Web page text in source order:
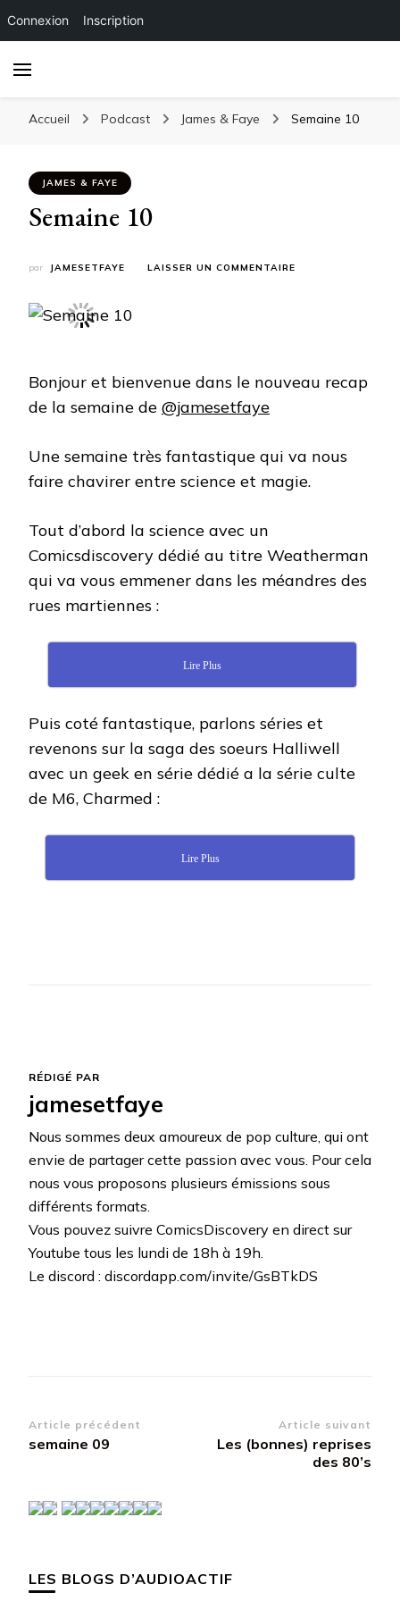
Connexion Inscription
Accueil Podcast James & Faye Semaine 10
JAMES & FAYE
Semaine 10
par JAMESETFAYE LAISSER UN COMMENTAIRE
Bonjour et bienvenue dans le nouveau recap
de la semaine de @jamesetfaye
Une semaine très fantastique qui va nous
faire chavirer entre science et magie.
Tout d’abord la science avec un
Comicsdiscovery dédié au titre Weatherman
qui va vous emmener dans les méandres des
rues martiennes :
Lire Plus
Puis coté fantastique, parlons séries et
revenons sur la saga des soeurs Halliwell
avec un geek en série dédié a la série culte
de M6, Charmed :
Lire Plus
RÉDIGÉ PAR
jamesetfaye
Nous sommes deux amoureux de pop culture, qui ont
envie de partager cette passion avec vous. Pour cela
nous vous proposons plusieurs émissions sous
différents formats.
Vous pouvez suivre ComicsDiscovery en direct sur
Youtube tous les lundi de 18h à 19h.
Le discord : discordapp.com/invite/GsBTkDS
Navigation
d’article
Article précédent
semaine 09
Article suivant
Les (bonnes) reprises
des 80’s
LES BLOGS D’AUDIOACTIF